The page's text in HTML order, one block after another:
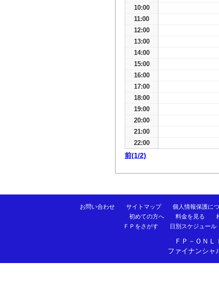
10:00
11:00
12:00
13:00
14:00
15:00
16:00
17:00
18:00
19:00
20:00
21:00
22:00
前(1/2)
お問い合わせ サイトマップ
個人情報保護に
初めての方へ
料金を見る
ＦＰをさがす
日別スケジュール
ＦＰ－ＯＮ
ファイナンシャ